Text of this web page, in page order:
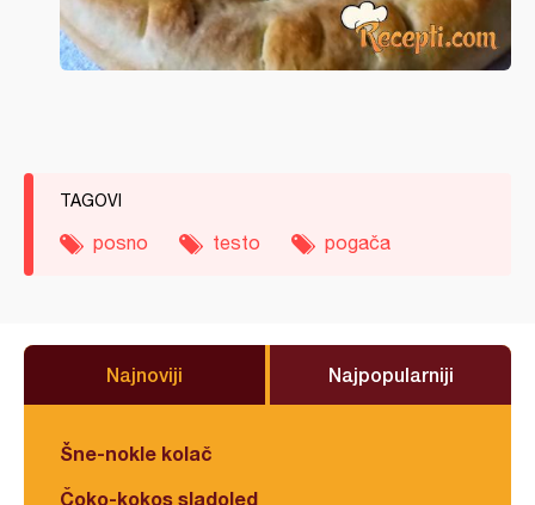
TAGOVI
posno testo pogača
Najnoviji Najpopularniji
Šne-nokle kolač
Čoko-kokos sladoled